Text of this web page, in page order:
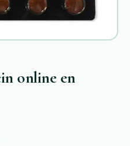
online en